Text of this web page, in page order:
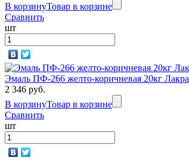
В корзинуТовар в корзине
Сравнить
шт
Эмаль ПФ-266 желто-коричневая 20кг Лакра
2 346 руб.
В корзинуТовар в корзине
Сравнить
шт